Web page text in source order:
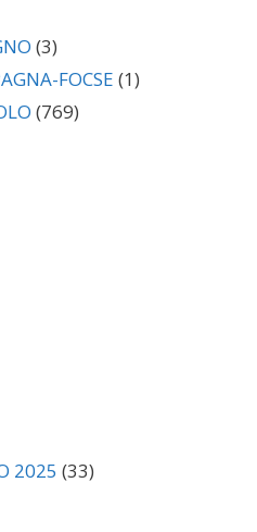
(3)
FOCSE (1)
(769)
2025 (33)